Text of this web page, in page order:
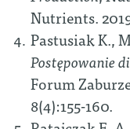
Nutrients.
Pastusiak K.,
Postępowanie
Forum
8(4):155-160.